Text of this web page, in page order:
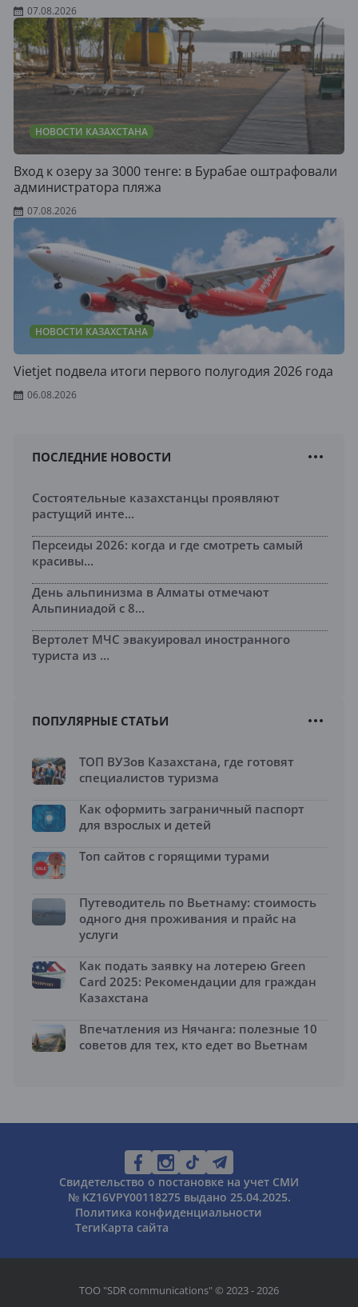
07.08.2026
НОВОСТИ КАЗАХСТАНА
Вход к озеру за 3000 тенге: в Бурабае оштрафовали
администратора пляжа
07.08.2026
НОВОСТИ КАЗАХСТАНА
Vietjet подвела итоги первого полугодия 2026 года
06.08.2026
ПОСЛЕДНИЕ НОВОСТИ
Состоятельные казахстанцы проявляют
растущий инте...
Персеиды 2026: когда и где смотреть самый
красивы...
День альпинизма в Алматы отмечают
Альпиниадой с 8...
Вертолет МЧС эвакуировал иностранного
туриста из ...
ПОПУЛЯРНЫЕ СТАТЬИ
ТОП ВУЗов Казахстана, где готовят
специалистов туризма
Как оформить заграничный паспорт
для взрослых и детей
Топ сайтов с горящими турами
Путеводитель по Вьетнаму: стоимость
одного дня проживания и прайс на
услуги
Как подать заявку на лотерею Green
Card 2025: Рекомендации для граждан
Казахстана
Впечатления из Нячанга: полезные 10
советов для тех, кто едет во Вьетнам
Свидетельство о постановке на учет СМИ
№ KZ16VPY00118275 выдано 25.04.2025.
Политика конфиденциальности
ТегиКарта сайта
ТОО "SDR communications" © 2023 - 2026